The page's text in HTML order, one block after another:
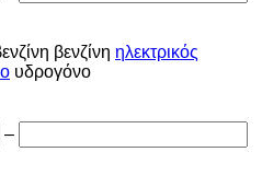
βενζίνη ηλεκτρικός
υδρογόνο
–